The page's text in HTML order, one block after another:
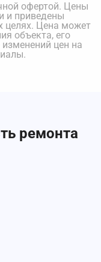
офертой. Цены
и приведены
целях. Цена может
объекта, его
цен на
ремонта